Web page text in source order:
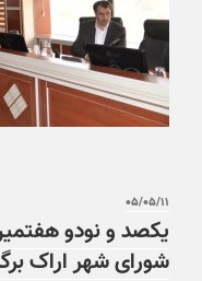
۰۵/۰۵/۱۱
یکصد و نودو
شورای شهر اراک